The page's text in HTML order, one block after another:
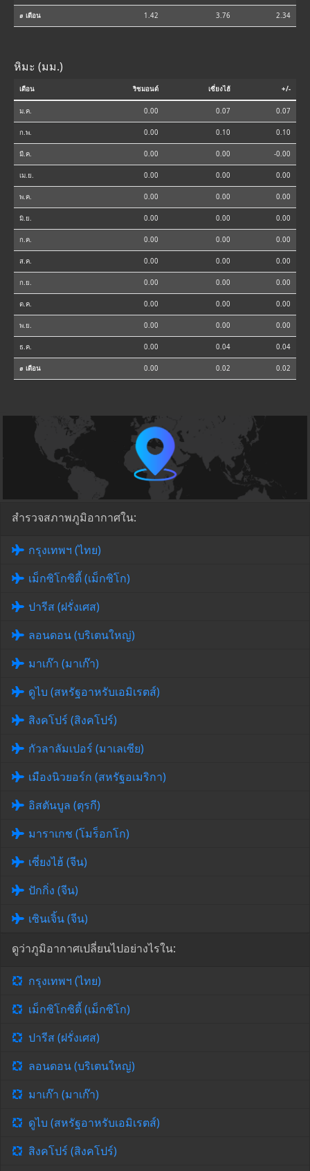
⌀ เดือน 1.42 3.76 2.34
หิมะ (มม.)
เดือน ริชมอนด์ เซี่ยงไฮ้ +/-
ม.ค. 0.00 0.07 0.07
ก.พ. 0.00 0.10 0.10
มี.ค. 0.00 0.00 -0.00
เม.ย. 0.00 0.00 0.00
พ.ค. 0.00 0.00 0.00
มิ.ย. 0.00 0.00 0.00
ก.ค. 0.00 0.00 0.00
ส.ค. 0.00 0.00 0.00
ก.ย. 0.00 0.00 0.00
ต.ค. 0.00 0.00 0.00
พ.ย. 0.00 0.00 0.00
ธ.ค. 0.00 0.04 0.04
⌀ เดือน 0.00 0.02 0.02
สำรวจสภาพภูมิอากาศใน:
กรุงเทพฯ (ไทย)
เม็กซิโกซิตี้ (เม็กซิโก)
ปารีส (ฝรั่งเศส)
ลอนดอน (บริเตนใหญ่)
มาเก๊า (มาเก๊า)
ดูไบ (สหรัฐอาหรับเอมิเรตส์)
สิงคโปร์ (สิงคโปร์)
กัวลาลัมเปอร์ (มาเลเซีย)
เมืองนิวยอร์ก (สหรัฐอเมริกา)
อิสตันบูล (ตุรกี)
มาราเกช (โมร็อกโก)
เซี่ยงไฮ้ (จีน)
ปักกิ่ง (จีน)
เซินเจิ้น (จีน)
ดูว่าภูมิอากาศเปลี่ยนไปอย่างไรใน:
กรุงเทพฯ (ไทย)
เม็กซิโกซิตี้ (เม็กซิโก)
ปารีส (ฝรั่งเศส)
ลอนดอน (บริเตนใหญ่)
มาเก๊า (มาเก๊า)
ดูไบ (สหรัฐอาหรับเอมิเรตส์)
สิงคโปร์ (สิงคโปร์)